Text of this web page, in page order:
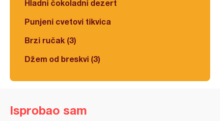
Hladni čokoladni dezert
Punjeni cvetovi tikvica
Brzi ručak (3)
Džem od breskvi (3)
Isprobao sam